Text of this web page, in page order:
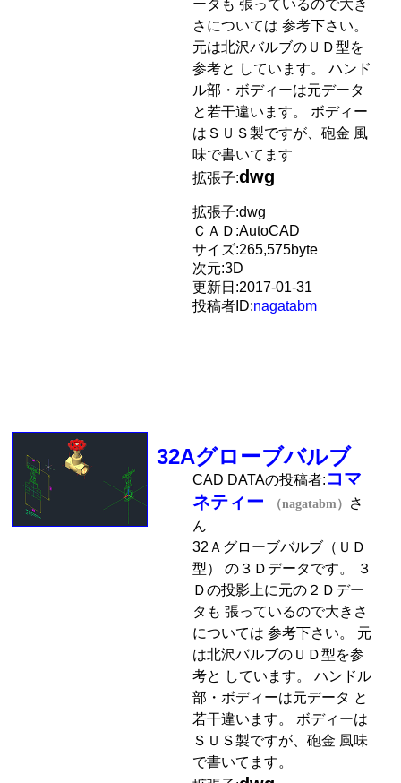
ータも 張っているので大き
さについては 参考下さい。
元は北沢バルブのＵＤ型を
参考と しています。 ハンド
ル部・ボディーは元データ
と若干違います。 ボディー
はＳＵＳ製ですが、砲金 風
味で書いてます
拡張子:dwg
拡張子:dwg
ＣＡＤ:AutoCAD
サイズ:265,575byte
次元:3D
更新日:2017-01-31
投稿者ID:nagatabm
32Aグローブバルブ
CAD DATAの投稿者: コマ
ネティー
（nagatabm）
さ
ん
32Ａグローブバルブ（ＵＤ
型） の３Ｄデータです。 ３
Ｄの投影上に元の２Ｄデー
タも 張っているので大きさ
については 参考下さい。 元
は北沢バルブのＵＤ型を参
考と しています。 ハンドル
部・ボディーは元データ と
若干違います。 ボディーは
ＳＵＳ製ですが、砲金 風味
で書いてます。